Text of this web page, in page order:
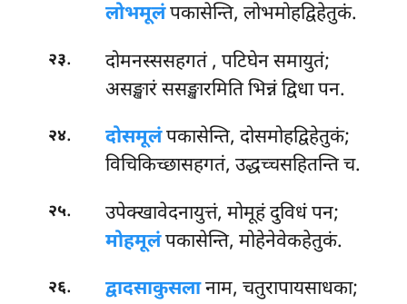
लोभमूलंपकासेन्ति, लोभमोहद्विहेतुकं.
२३. दोमनस्ससहगतं, पटिघेन समायुतं;
असङ्खारं ससङ्खारमिति भिन्नं द्विधा पन.
२४. दोसमूलंपकासेन्ति, दोसमोहद्विहेतुकं;
विचिकिच्छासहगतं, उद्धच्चसहितन्ति च.
२५.
उपेक्खावेदनायुत्तं, मोमूहं दुविधं पन;
मोहमूलंपकासेन्ति, मोहेनेवेकहेतुकं.
२६. द्वादसाकुसलानाम, चतुरापायसाधका;